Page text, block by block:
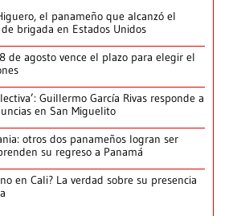
el panameño que alcanzó el
brigada en Estados Unidos
de agosto vence el plazo para elegir el
Guillermo García Rivas responde a
en San Miguelito
otros dos panameños logran ser
su regreso a Panamá
en Cali? La verdad sobre su presencia